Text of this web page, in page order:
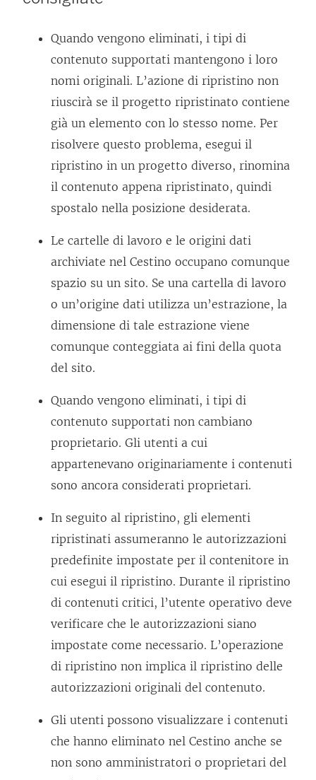
Quando vengono eliminati, i tipi di
contenuto supportati mantengono i loro
nomi originali. L’azione di ripristino non
riuscirà se il progetto ripristinato contiene
già un elemento con lo stesso nome. Per
risolvere questo problema, esegui il
ripristino in un progetto diverso, rinomina
il contenuto appena ripristinato, quindi
spostalo nella posizione desiderata.
Le cartelle di lavoro e le origini dati
archiviate nel Cestino occupano comunque
spazio su un sito. Se una cartella di lavoro
o un’origine dati utilizza un’estrazione, la
dimensione di tale estrazione viene
comunque conteggiata ai fini della quota
del sito.
Quando vengono eliminati, i tipi di
contenuto supportati non cambiano
proprietario. Gli utenti a cui
appartenevano originariamente i contenuti
sono ancora considerati proprietari.
In seguito al ripristino, gli elementi
ripristinati assumeranno le autorizzazioni
predefinite impostate per il contenitore in
cui esegui il ripristino. Durante il ripristino
di contenuti critici, l’utente operativo deve
verificare che le autorizzazioni siano
impostate come necessario. L’operazione
di ripristino non implica il ripristino delle
autorizzazioni originali del contenuto.
Gli utenti possono visualizzare i contenuti
che hanno eliminato nel Cestino anche se
non sono amministratori o proprietari del